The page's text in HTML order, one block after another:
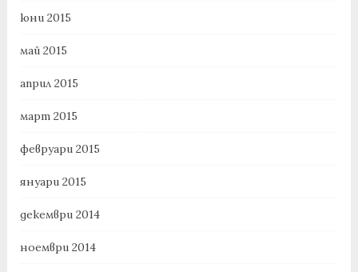
юни 2015
май 2015
април 2015
март 2015
февруари 2015
януари 2015
декември 2014
ноември 2014